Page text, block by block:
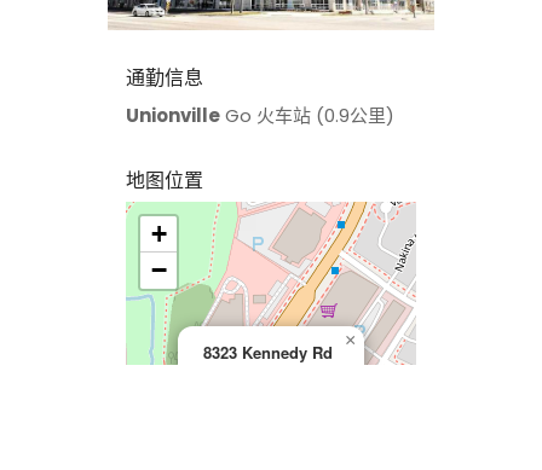
通勤信息
UnionvilleGo 火车站 (0.9公里)
地图位置
8323 Kennedy Rd
×
+
−